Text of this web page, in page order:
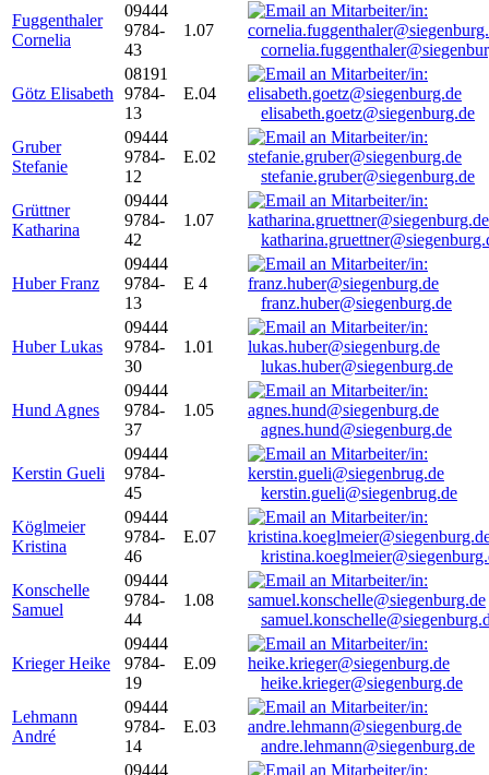
Fuggenthaler
Cornelia
09444
9784-
43
1.07
Götz Elisabeth
08191
9784-
13
E.04
elisabeth.goetz@siegenburg.de
Gruber
Stefanie
09444
9784-
12
E.02
stefanie.gruber@siegenburg.de
Grüttner
Katharina
09444
9784-
42
1.07
Huber Franz
09444
9784-
13
E 4
franz.huber@siegenburg.de
Huber Lukas
09444
9784-
30
1.01
lukas.huber@siegenburg.de
Hund Agnes
09444
9784-
37
1.05
agnes.hund@siegenburg.de
Kerstin Gueli
09444
9784-
45
kerstin.gueli@siegenbrug.de
Köglmeier
Kristina
09444
9784-
46
E.07
Konschelle
Samuel
09444
9784-
44
1.08
Krieger Heike
09444
9784-
19
E.09
heike.krieger@siegenburg.de
Lehmann
André
09444
9784-
14
E.03
andre.lehmann@siegenburg.de
09444